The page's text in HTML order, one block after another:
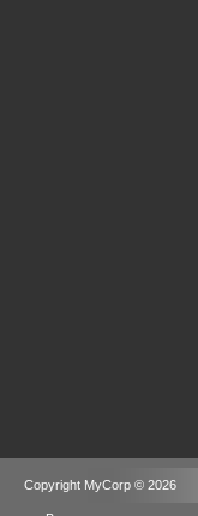
Copyright MyCorp © 2026